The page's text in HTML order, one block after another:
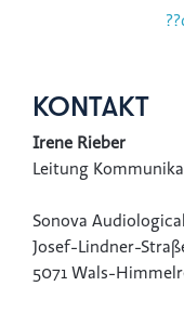
KONTAKT
Irene Rieber
Leitung
Sonova
Josef-Lindner-
5071 Wals-